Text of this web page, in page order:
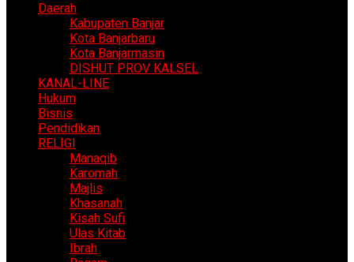
Daerah
Kabupaten Banjar
Kota Banjarbaru
Kota Banjarmasin
DISHUT PROV KALSEL
KANAL-LINE
Hukum
Bisnis
Pendidikan
RELIGI
Manaqib
Karomah
Majlis
Khasanah
Kisah Sufi
Ulas Kitab
Ibrah